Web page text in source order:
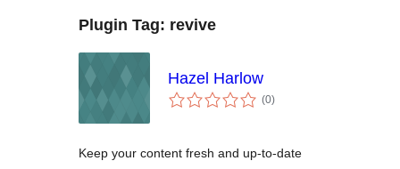
Plugin Tag: revive
Hazel Harlow
(0total
ratings
)
Keep your content fresh and up-to-date